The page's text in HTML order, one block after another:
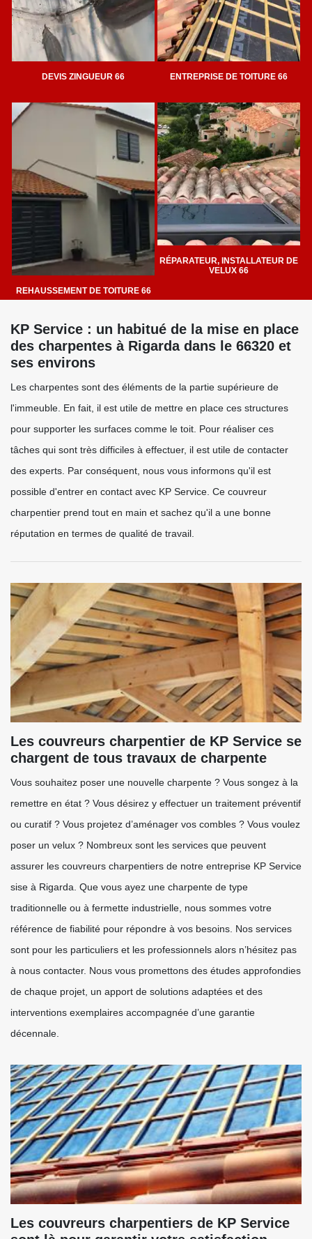
DEVIS ZINGUEUR 66 ENTREPRISE DE TOITURE 66
REHAUSSEMENT DE TOITURE 66
RÉPARATEUR, INSTALLATEUR DE
VELUX 66
KP Service : un habitué de la mise en place
des charpentes à Rigarda dans le 66320 et
ses environs
Les charpentes sont des éléments de la partie supérieure de
l'immeuble. En fait, il est utile de mettre en place ces structures
pour supporter les surfaces comme le toit. Pour réaliser ces
tâches qui sont très difficiles à effectuer, il est utile de contacter
des experts. Par conséquent, nous vous informons qu'il est
possible d'entrer en contact avec KP Service. Ce couvreur
charpentier prend tout en main et sachez qu'il a une bonne
réputation en termes de qualité de travail.
Les couvreurs charpentier de KP Service se
chargent de tous travaux de charpente
Vous souhaitez poser une nouvelle charpente ? Vous songez à la
remettre en état ? Vous désirez y effectuer un traitement préventif
ou curatif ? Vous projetez d’aménager vos combles ? Vous voulez
poser un velux ? Nombreux sont les services que peuvent
assurer les couvreurs charpentiers de notre entreprise KP Service
sise à Rigarda. Que vous ayez une charpente de type
traditionnelle ou à fermette industrielle, nous sommes votre
référence de fiabilité pour répondre à vos besoins. Nos services
sont pour les particuliers et les professionnels alors n’hésitez pas
à nous contacter. Nous vous promettons des études approfondies
de chaque projet, un apport de solutions adaptées et des
interventions exemplaires accompagnée d’une garantie
décennale.
Les couvreurs charpentiers de KP Service